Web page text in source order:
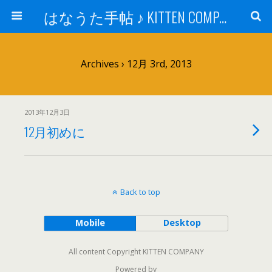
はなうた手帖 ♪ KITTEN COMPANY
Archives › 12月 3rd, 2013
2013年12月3日
12月初めに
Back to top
Mobile Desktop
All content Copyright KITTEN COMPANY
Powered by